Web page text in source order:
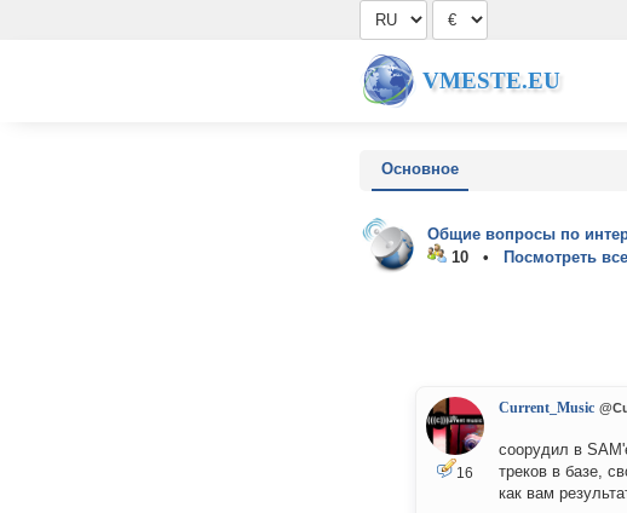
VMESTE.EU
Основное
Общие вопросы по
10 •
Посмотреть
16
Current_Music
соорудил в
треков в базе,
как вам